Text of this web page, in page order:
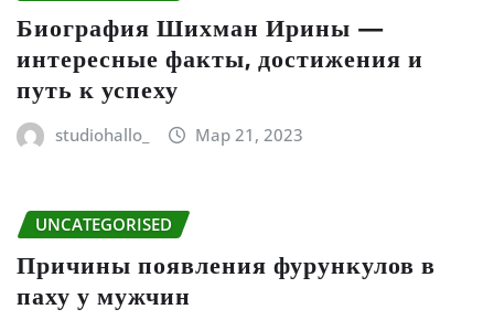
Биография Шихман Ирины —
интересные факты, достижения и
путь к успеху
studiohallo_ Мар 21, 2023
UNCATEGORISED
Причины появления фурункулов в
паху у мужчин